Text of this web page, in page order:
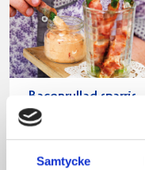
Samtycke
Baconrullad sparris